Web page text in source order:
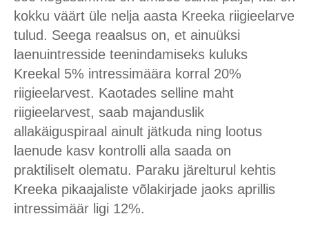
kokku väärt üle nelja aasta Kreeka riigieelarve
tulud. Seega reaalsus on, et ainuüksi
laenuintresside teenindamiseks kuluks
Kreekal 5% intressimäära korral 20%
riigieelarvest. Kaotades selline maht
riigieelarvest, saab majanduslik
allakäiguspiraal ainult jätkuda ning lootus
laenude kasv kontrolli alla saada on
praktiliselt olematu. Paraku järelturul kehtis
Kreeka pikaajaliste võlakirjade jaoks aprillis
intressimäär ligi 12%.